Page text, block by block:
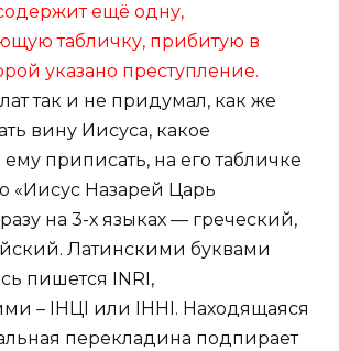
ещё одну,
табличку, прибитую в
указано преступление.
так и не придумал, как же
вину Иисуса, какое
приписать, на его табличке
«Иисус Назарей Царь
на 3-х языках — греческий,
Латинскими буквами
пишется INRI,
– IHЦI или ІHHІ. Находящаяся
перекладина подпирает